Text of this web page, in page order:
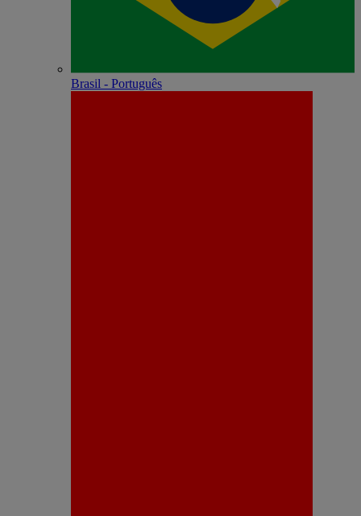
Brasil - Português